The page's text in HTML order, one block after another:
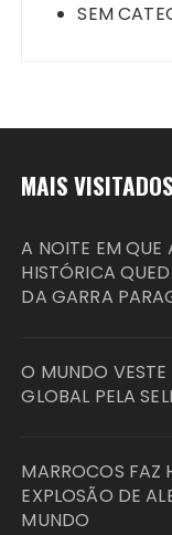
SEM
MAIS VISITADOS
A NOITE EM QUE
HISTÓRICA
DA GARRA
O MUNDO
GLOBAL PELA
MARROCOS FAZ
EXPLOSÃO DE
MUNDO